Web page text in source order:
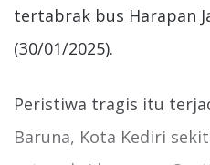
tertabrak bus Harapan
(30/01/2025).
Peristiwa tragis itu
Baruna, Kota Kediri